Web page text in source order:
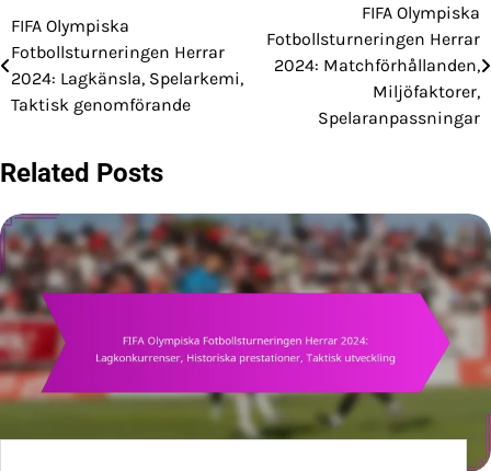
Post
navigation
FIFA Olympiska
Fotbollsturneringen Herrar
2024: Lagkänsla, Spelarkemi,
Taktisk genomförande
FIFA Olympiska
Fotbollsturneringen Herrar
2024: Matchförhållanden,
Miljöfaktorer,
Spelaranpassningar
Related Posts